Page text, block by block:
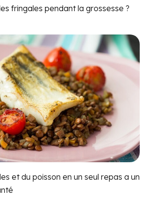
fringales pendant la grossesse ?
et du poisson en un seul repas a un